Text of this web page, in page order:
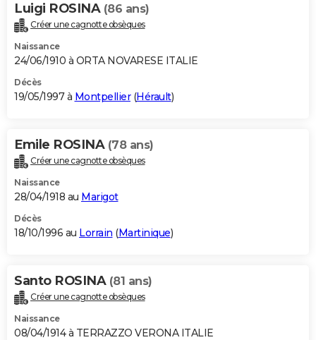
Luigi ROSINA (86 ans)
Créer une cagnotte obsèques
Naissance
24/06/1910 à ORTA NOVARESE ITALIE
Décès
19/05/1997 à Montpellier(Hérault)
Emile ROSINA (78 ans)
Créer une cagnotte obsèques
Naissance
28/04/1918 au Marigot
Décès
18/10/1996 au Lorrain (Martinique)
Santo ROSINA (81 ans)
Créer une cagnotte obsèques
Naissance
08/04/1914 à TERRAZZO VERONA ITALIE